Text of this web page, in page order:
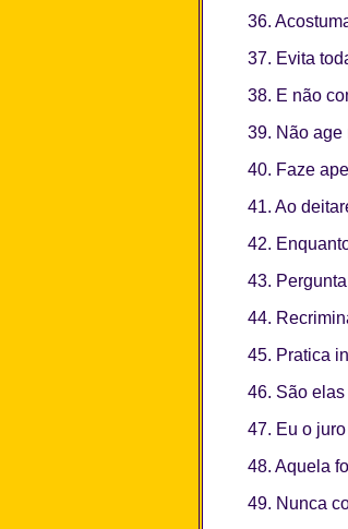
36.
37. Evita
38. E não
39. Não age
40. Faze
41. Ao
42.
43.
44.
45. Pratica
46. São
47. Eu o
48. Aquela
49. Nunca